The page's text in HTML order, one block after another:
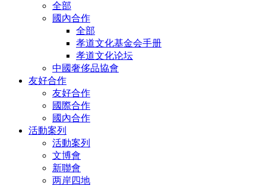
全部
國內合作
全部
孝道文化基金会手册
孝道文化论坛
中國奢侈品協會
友好合作
友好合作
國際合作
國內合作
活動案列
活動案列
文博會
新聯會
两岸四地